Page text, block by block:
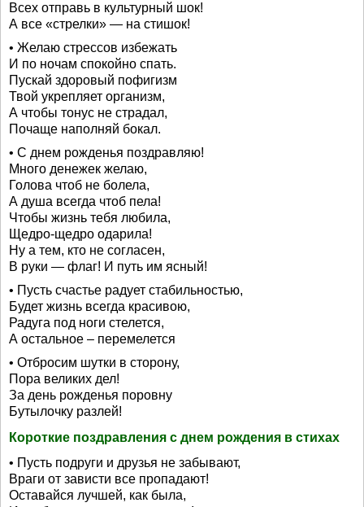
Всех отправь в культурный шок!
А все «стрелки» — на стишок!
• Желаю стрессов избежать
И по ночам спокойно спать.
Пускай здоровый пофигизм
Твой укрепляет организм,
А чтобы тонус не страдал,
Почаще наполняй бокал.
• С днем рожденья поздравляю!
Много денежек желаю,
Голова чтоб не болела,
А душа всегда чтоб пела!
Чтобы жизнь тебя любила,
Щедро-щедро одарила!
Ну а тем, кто не согласен,
В руки — флаг! И путь им ясный!
• Пусть счастье радует стабильностью,
Будет жизнь всегда красивою,
Радуга под ноги стелется,
А остальное – перемелется
• Отбросим шутки в сторону,
Пора великих дел!
За день рожденья поровну
Бутылочку разлей!
Короткие поздравления с днем рождения в стихах
• Пусть подруги и друзья не забывают,
Враги от зависти все пропадают!
Оставайся лучшей, как была,